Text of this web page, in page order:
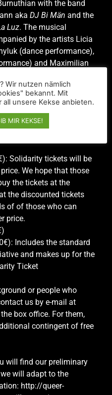
with the band
aka DJ Bi Män and the
Luz. The musical
by the artists Licia
(dance performance),
and Maximilian
up with a multi-level
Solidarity tickets will be
We hope that those
the tickets at the
the discounted tickets
of of those who can
price.
Includes the standard
and makes up for the
Ticket
or people who
us by e-mail at
box office. For them,
contingent of free
will find our preliminary
will adapt to the
http://queer-
Wir nutzen nämlich
bekannt. Mit
unsere Kekse anbieten.
MIR KEKSE!